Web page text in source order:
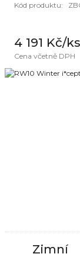
Kód produktu:
4 191 Kč/ks
Cena včetně DPH
Zimní